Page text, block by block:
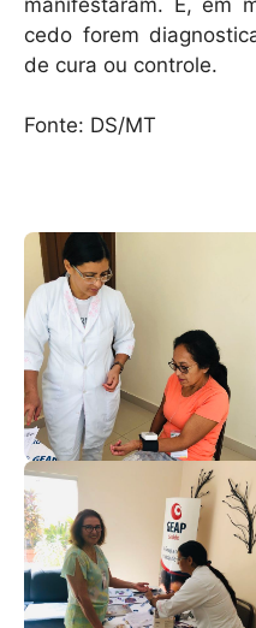
cedo forem
de cura ou controle.
Fonte: DS/MT